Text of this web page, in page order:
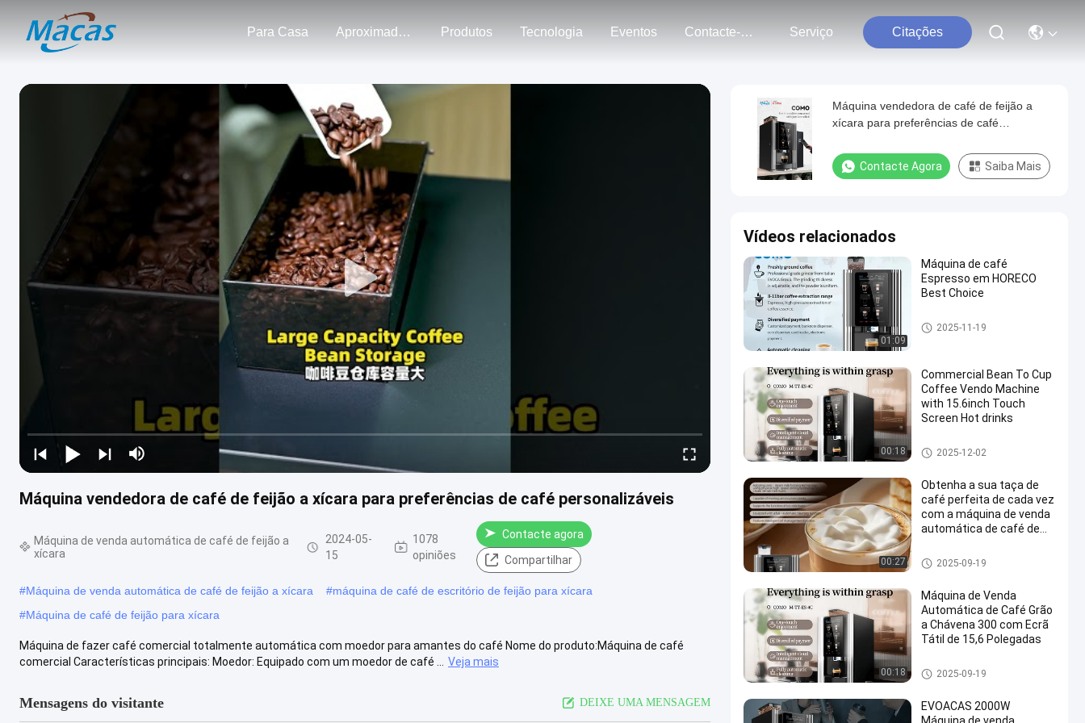
Para Casa Aproximadamente Nós Produtos Tecnologia Eventos Contacte-Nos Serviço Citações
Máquina vendedora de café de feijão a xícara para preferências de café personalizáveis
Máquina de venda automática de café de feijão a
xícara
2024-05-
15
1078
opiniões
Contacte agora
Compartilhar
#Máquina de venda automática de café de feijão a xícara #máquina de café de escritório de feijão para xícara
#Máquina de café de feijão para xícara
Máquina de fazer café comercial totalmente automática com moedor para amantes do café Nome do produto:Máquina de café
comercial Características principais: Moedor: Equipado com um moedor de café ...
Veja mais
Mensagens do visitante DEIXE UMA MENSAGEM
Máquina vendedora de café de feijão a
xícara para preferências de café
Contacte Agora Saiba Mais
Vídeos relacionados
01:09
Máquina de café
Espresso em HORECO
Best Choice
Máquina de venda automática
de café de feijão a xícara
2025-11-19
00:18
Commercial Bean To Cup
Coffee Vendo Machine
with 15.6inch Touch
Screen Hot drinks
Máquina de venda automática
de café de feijão a xícara
2025-12-02
00:27
Obtenha a sua taça de
café perfeita de cada vez
com a máquina de venda
automática de café de
Máquina de venda automática
de café de feijão a xícara
2025-09-19
00:18
Máquina de Venda
Automática de Café Grão
a Chávena 300 com Ecrã
Tátil de 15,6 Polegadas
Máquina de venda automática
de café de feijão a xícara
2025-09-19
EVOACAS 2000W